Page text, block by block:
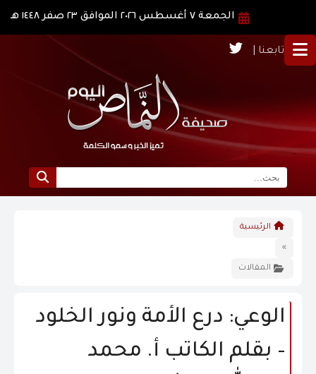
الجمعة ٧ أغسطس ٢٠٢٦ الموافق ٢٣ صفر ١٤٤٨ هـ
تابعنا |
نبذة عن النماص
الرؤية و الرسالة
الاخبار
الشكاوى و الاقتراحات
الرئيسية
»
المقالات
الوعي: درع الأمة ونور الخلود
– بقلم الكاتب أ. محمد